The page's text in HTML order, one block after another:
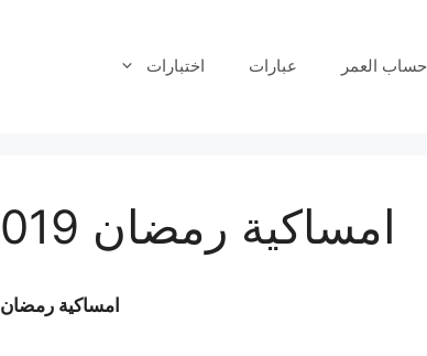
حساب العمر عبارات اختبارات
امساكية رمضان 2019 شرم الشيخ
امساكية رمضان 2019 شرم الشيخ